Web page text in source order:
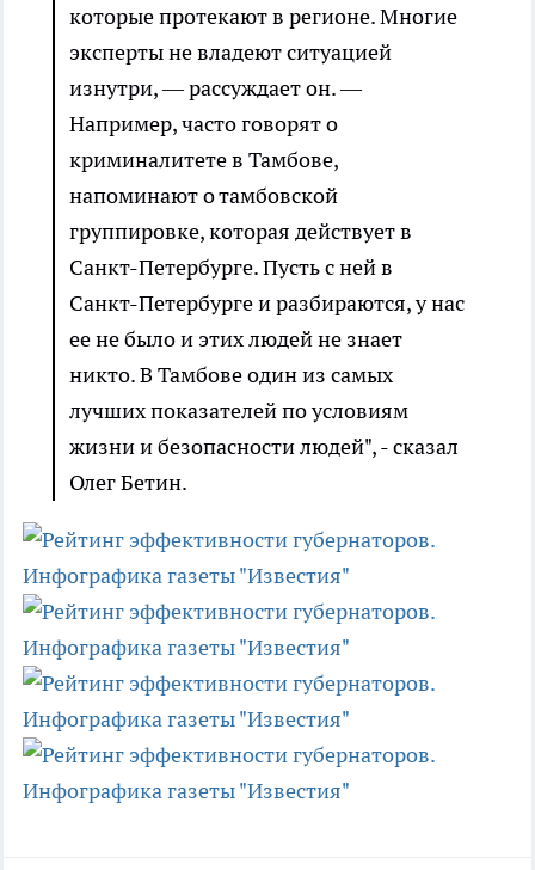
которые протекают в регионе. Многие
эксперты не владеют ситуацией
изнутри, — рассуждает он. —
Например, часто говорят о
криминалитете в Тамбове,
напоминают о тамбовской
группировке, которая действует в
Санкт-Петербурге. Пусть с ней в
Санкт-Петербурге и разбираются, у нас
ее не было и этих людей не знает
никто. В Тамбове один из самых
лучших показателей по условиям
жизни и безопасности людей", - сказал
Олег Бетин.